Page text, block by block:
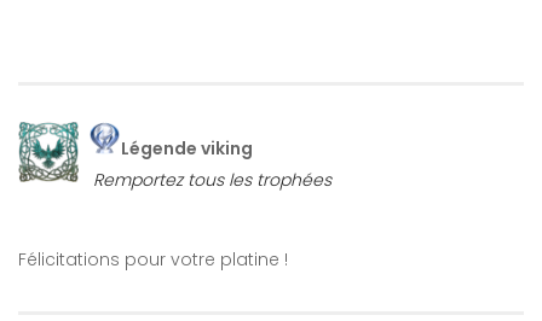
Légende viking
Remportez tous les trophées
Félicitations pour votre platine !